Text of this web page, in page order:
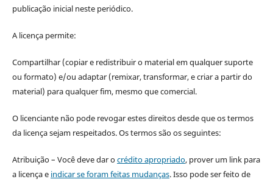
publicação inicial neste periódico.
A licença permite:
Compartilhar (copiar e redistribuir o material em qualquer suporte
ou formato) e/ou adaptar (remixar, transformar, e criar a partir do
material) para qualquer fim, mesmo que comercial.
O licenciante não pode revogar estes direitos desde que os termos
da licença sejam respeitados. Os termos são os seguintes:
Atribuição – Você deve dar ocrédito apropriado, prover um link para
a licença e indicar se foram feitas mudanças. Isso pode ser feito de